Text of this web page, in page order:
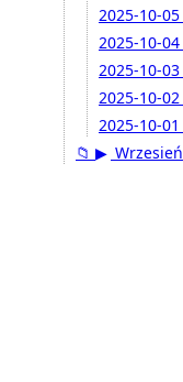
2025-10-05
2025-10-04
2025-10-03
2025-10-02
2025-10-01
📁 ▶ Wrzesień